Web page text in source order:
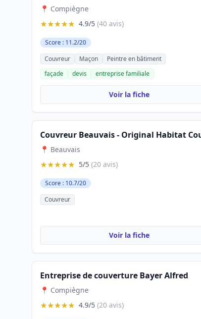
📍 Compiègne
★★★★★ 4.9/5 (40 avis)
Score : 11.2/20
Couvreur
Maçon
Peintre en bâtiment
façade
devis entreprise familiale
Voir la fiche
📍 Beauvais
★★★★★ 5/5 (20 avis)
Score : 10.7/20
Couvreur
Voir la fiche
Entreprise de couverture Bayer Alfred
📍 Compiègne
★★★★★ 4.9/5 (20 avis)